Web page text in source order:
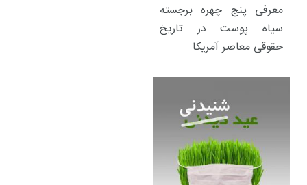
معرفی پنج چهره برجسته
سیاه پوست در تاریخ
حقوقی معاصر آمریکا